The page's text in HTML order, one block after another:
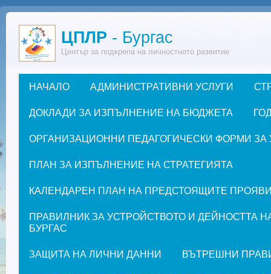
Премини към основното съдържание
ЦПЛР - Бургас
Център за подкрепа на личностното развитие
Основно меню
НАЧАЛО АДМИНИСТРАТИВНИ УСЛУГИ
ДОКЛАДИ ЗА ИЗПЪЛНЕНИЕ НА БЮДЖЕТА
ОРГАНИЗАЦИОННИ ПЕДАГОГИЧЕСКИ ФОРМИ ЗА
ПЛАН ЗА ИЗПЪЛНЕНИЕ НА СТРАТЕГИЯТА
КАЛЕНДАРЕН ПЛАН НА ПРЕДСТОЯЩИТЕ ПРОЯВИ
ПРАВИЛНИК ЗА УСТРОЙСТВОТО И ДЕЙНОСТТА
БУРГАС
ЗАЩИТА НА ЛИЧНИ ДАННИ ВЪТРЕШНИ